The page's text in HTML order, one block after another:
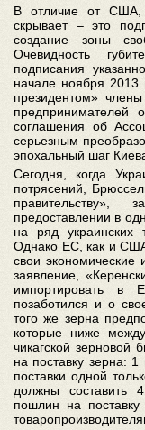
В отличие от США,
скрывает – это
создание зоны
Очевидность
подписания
начале ноября 2013
президентом»
предпринимателей
соглашения об
серьезным
эпохальный шаг
Сегодня, когда
потрясений,
правительству»,
предоставлении в
на ряд украинских
Однако ЕС, как и
свои экономические
заявление,
импортировать в
позаботился и о
того же зерна
которые ниже
чикагской зерновой
на поставку зерна:
поставки одной
должны составить
пошлин на